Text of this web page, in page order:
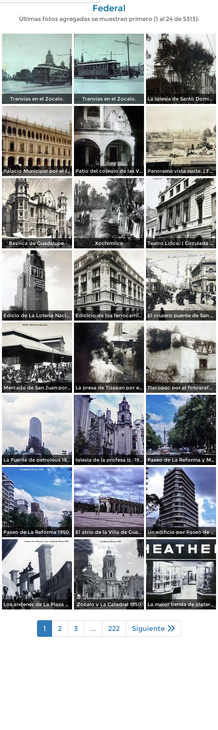
Federal
Últimas fotos agregadas se muestran primero (1 al 24 de 5313):
Tranvias en el Zocalo. Tranvias en el Zocalo. La Iglesia de Santo Domingo.
Palacio Municipal por el fotografo Hugo Brehme.. Patio del colegio de las Vizcainas por el fotografo Hugo Brehme. Panorama vista norte. ( Fechada el 20 de Junio de 1905 ).
Basilica de Guadalupe. Xochimilco Teatro Lirico. ( Circulada el 1 de Agosto de 1926 ).
Edicio de La Loteria Nacional Ciudad de México Abril de 1964 Edicicio de los ferrocarriles. El cruzero puente de San Francisco y Guardiola por el fotografo Felix Miret.
Mercado de San Juan por el fotografo Felix Miret La presa de Tizapan por el fotografo Fernando Kososky. ( Circulada el 22 de Diembre de 1910 ). Tlacopac por el fotografo Hugo Brehme.
La Fuente de petroleos 1950. Iglesia de la profesa (c. 1950) Paseo de La Reforma y Mto a La Independencia 1950
Paseo de La Reforma 1950. El atrio de la Villa de Guadalupe 1950. Un edificio por Paseo de La Reforma 1950
Los andenes de La Plaza de toros Ciudad de México 1950 Zocalo y La Catedral 1950 La mejor tienda de plateria.
1 2 3 ... 222 Siguiente